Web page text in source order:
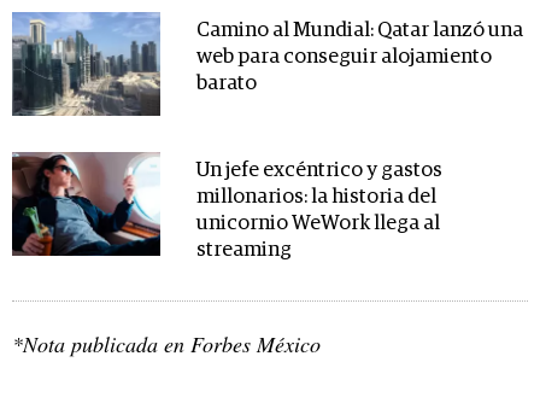
Camino al Mundial: Qatar lanzó una
web para conseguir alojamiento
barato
Un jefe excéntrico y gastos
millonarios: la historia del
unicornio WeWork llega al
streaming
*Nota publicada en Forbes México